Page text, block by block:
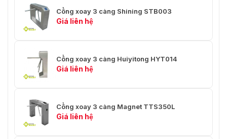
Cổng xoay 3 càng Shining STB003
Giá liên hệ
Cổng xoay 3 càng Huiyitong HYT014
Giá liên hệ
Cổng xoay 3 càng Magnet TTS350L
Giá liên hệ